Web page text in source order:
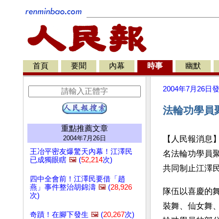
首頁 要聞 內幕 時事 幽默
重點推薦文章
2004年7月26日
王冶平密友爆驚天內幕！江澤民
已成獨眼瞎 🖼️ (52,214次)
四中全會前！江澤民要借「趙
燕」事件整治胡錦濤 🖼️ (28,926
次)
奇蹟！在腳下發生 🖼️ (20,267次)
2004年7月26日
法輪功學員
【人民報消息
名法輪功學員
共同制止江澤
隊伍以喜慶的
裝舞、仙女舞